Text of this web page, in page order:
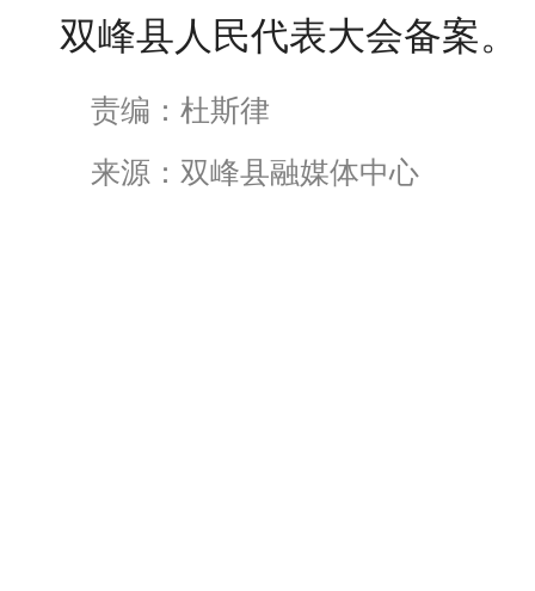
双峰县人民代表大会备案。
责编：杜斯律
来源：双峰县融媒体中心